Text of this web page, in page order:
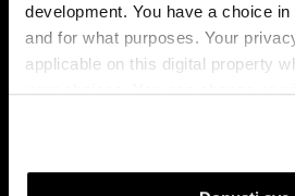
development. You have a choice
and for what purposes. Your
applicable on this digital property
your choices. You can change or
razotkriva vjekovnu prevaru
nova